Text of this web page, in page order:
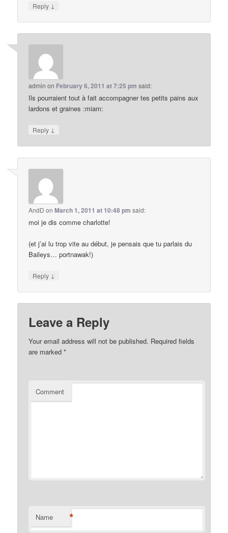
Reply ↓
admin on February 6, 2011 at 7:25 pm said:
Ils pourraient tout à fait accompagner tes petits pains aux
lardons et graines :miam:
Reply ↓
AndD onMarch 1, 2011 at 10:48 pm said:
moi je dis comme charlotte!
(et j’ai lu trop vite au début, je pensais que tu parlais du
Baileys… portnawak!)
Reply ↓
Leave a Reply
Your email address will not be published. Required fields
are marked*
Comment
Name *